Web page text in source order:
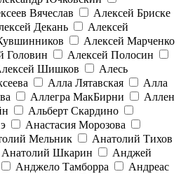
Вячеслав
Алексей Бриске
Декань
Алексей
Алексей Марченко
Головин
Алексей Полосин
Шишков
Алесь
Алла Лятавская
Алла
Аллегра МакБирни
Аллен
Альберт Скардино
Анастасия Морозова
Мельник
Анатолий Тихов
Анатолий Шкарин
Анджей
Анджело Тамборра
Андреас